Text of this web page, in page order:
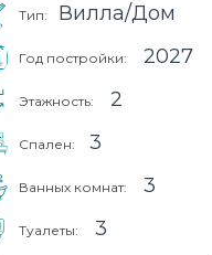
Тип: Вилла/Дом
Год постройки: 2027
Этажность: 2
Cпален: 3
Ванных комнат: 3
Туалеты: 3